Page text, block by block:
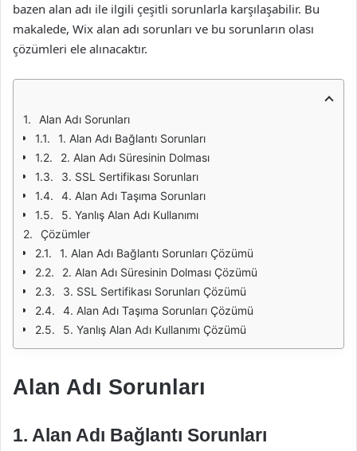
bazen alan adı ile ilgili çeşitli sorunlarla karşılaşabilir. Bu
makalede, Wix alan adı sorunları ve bu sorunların olası
çözümleri ele alınacaktır.
Alan Adı Sorunları
1. Alan Adı Bağlantı Sorunları
2. Alan Adı Süresinin Dolması
3. SSL Sertifikası Sorunları
4. Alan Adı Taşıma Sorunları
5. Yanlış Alan Adı Kullanımı
Çözümler
1. Alan Adı Bağlantı Sorunları Çözümü
2. Alan Adı Süresinin Dolması Çözümü
3. SSL Sertifikası Sorunları Çözümü
4. Alan Adı Taşıma Sorunları Çözümü
5. Yanlış Alan Adı Kullanımı Çözümü
Alan Adı Sorunları
1. Alan Adı Bağlantı Sorunları